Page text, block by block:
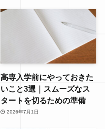
高専入学前にやっておきた
いこと3選｜スムーズなス
タートを切るための準備
2026年7月1日